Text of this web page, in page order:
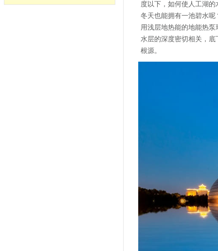
度以下，如何使人工湖
冬天也能拥有一池碧水
用浅层地热能的地能热
水层的深度密切相关，
根源。